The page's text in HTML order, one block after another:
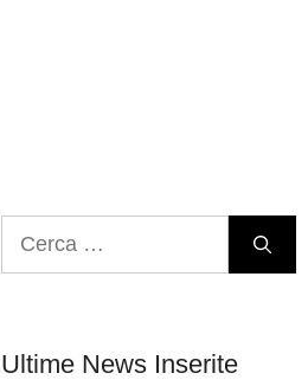
Ultime News Inserite